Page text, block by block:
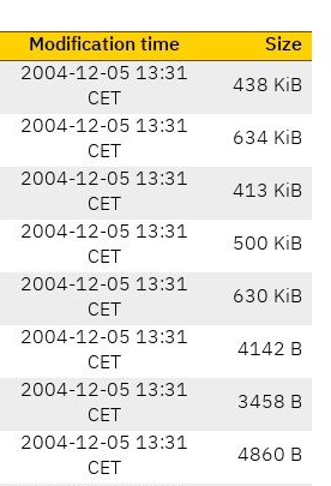
Modification time
Size
2004-12-05 13:31
CET
438 KiB
2004-12-05 13:31
CET
634 KiB
2004-12-05 13:31
CET
413 KiB
2004-12-05 13:31
CET
500 KiB
2004-12-05 13:31
CET
630 KiB
2004-12-05 13:31
CET
4142 B
2004-12-05 13:31
CET
3458 B
2004-12-05 13:31
CET
4860 B